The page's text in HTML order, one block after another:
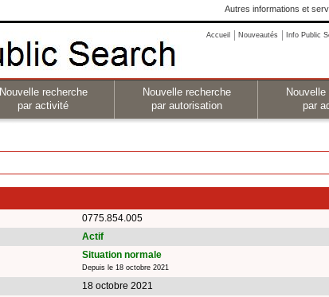
Autres informations et
Accueil Nouveautés Info Public
Nouvelle recherche
par activité
Nouvelle recherche
par autorisation
par
0775.854.005
Actif
Situation normale
Depuis le 18 octobre 2021
18 octobre 2021